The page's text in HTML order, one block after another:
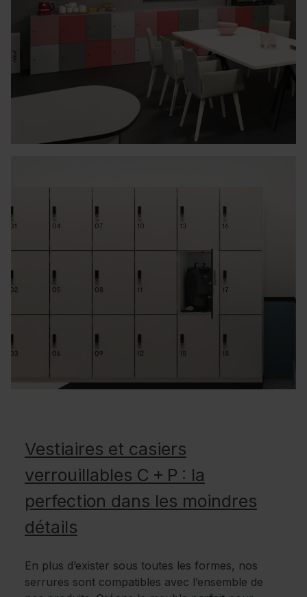
Vestiaires et casiers
verrouillables C + P : la
perfection dans les moindres
détails
En plus d’exister sous toutes les formes, nos
serrures sont compatibles avec l’ensemble de